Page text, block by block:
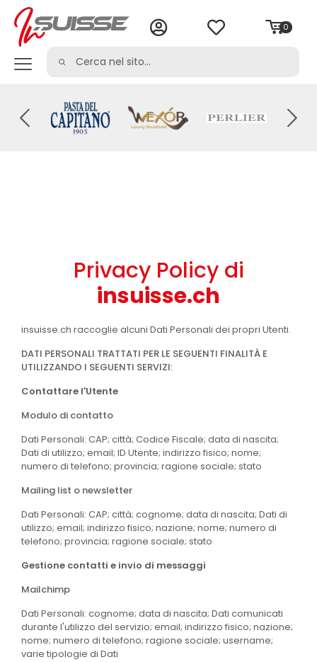
0
Privacy Policy di
insuisse.ch
insuisse.ch raccoglie alcuni Dati Personali dei propri Utenti.
DATI PERSONALI TRATTATI PER LE SEGUENTI FINALITÀ E
UTILIZZANDO I SEGUENTI SERVIZI:
Contattare l'Utente
Modulo di contatto
Dati Personali: CAP; città; Codice Fiscale; data di nascita;
Dati di utilizzo; email; ID Utente; indirizzo fisico; nome;
numero di telefono; provincia; ragione sociale; stato
Mailing list o newsletter
Dati Personali: CAP; città; cognome; data di nascita; Dati di
utilizzo; email; indirizzo fisico; nazione; nome; numero di
telefono; provincia; ragione sociale; stato
Gestione contatti e invio di messaggi
Mailchimp
Dati Personali: cognome; data di nascita; Dati comunicati
durante l'utilizzo del servizio; email; indirizzo fisico; nazione;
nome; numero di telefono; ragione sociale; username;
varie tipologie di Dati